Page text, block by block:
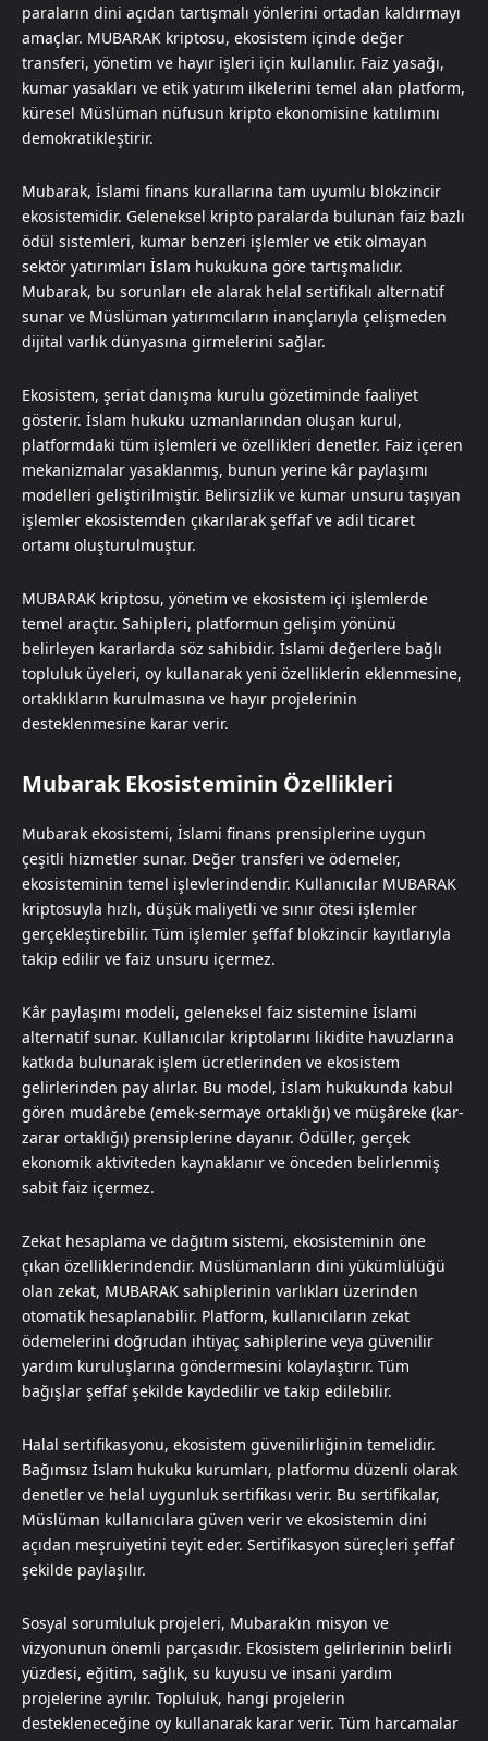
paraların dini açıdan tartışmalı yönlerini ortadan kaldırmayı
amaçlar. MUBARAK kriptosu, ekosistem içinde değer
transferi, yönetim ve hayır işleri için kullanılır. Faiz yasağı,
kumar yasakları ve etik yatırım ilkelerini temel alan platform,
küresel Müslüman nüfusun kripto ekonomisine katılımını
demokratikleştirir.
Mubarak, İslami finans kurallarına tam uyumlu blokzincir
ekosistemidir. Geleneksel kripto paralarda bulunan faiz bazlı
ödül sistemleri, kumar benzeri işlemler ve etik olmayan
sektör yatırımları İslam hukukuna göre tartışmalıdır.
Mubarak, bu sorunları ele alarak helal sertifikalı alternatif
sunar ve Müslüman yatırımcıların inançlarıyla çelişmeden
dijital varlık dünyasına girmelerini sağlar.
Ekosistem, şeriat danışma kurulu gözetiminde faaliyet
gösterir. İslam hukuku uzmanlarından oluşan kurul,
platformdaki tüm işlemleri ve özellikleri denetler. Faiz içeren
mekanizmalar yasaklanmış, bunun yerine kâr paylaşımı
modelleri geliştirilmiştir. Belirsizlik ve kumar unsuru taşıyan
işlemler ekosistemden çıkarılarak şeffaf ve adil ticaret
ortamı oluşturulmuştur.
MUBARAK kriptosu, yönetim ve ekosistem içi işlemlerde
temel araçtır. Sahipleri, platformun gelişim yönünü
belirleyen kararlarda söz sahibidir. İslami değerlere bağlı
topluluk üyeleri, oy kullanarak yeni özelliklerin eklenmesine,
ortaklıkların kurulmasına ve hayır projelerinin
desteklenmesine karar verir.
Mubarak Ekosisteminin Özellikleri
Mubarak ekosistemi, İslami finans prensiplerine uygun
çeşitli hizmetler sunar. Değer transferi ve ödemeler,
ekosisteminin temel işlevlerindendir. Kullanıcılar MUBARAK
kriptosuyla hızlı, düşük maliyetli ve sınır ötesi işlemler
gerçekleştirebilir. Tüm işlemler şeffaf blokzincir kayıtlarıyla
takip edilir ve faiz unsuru içermez.
Kâr paylaşımı modeli, geleneksel faiz sistemine İslami
alternatif sunar. Kullanıcılar kriptolarını likidite havuzlarına
katkıda bulunarak işlem ücretlerinden ve ekosistem
gelirlerinden pay alırlar. Bu model, İslam hukukunda kabul
gören mudârebe (emek-sermaye ortaklığı) ve müşâreke (kar-
zarar ortaklığı) prensiplerine dayanır. Ödüller, gerçek
ekonomik aktiviteden kaynaklanır ve önceden belirlenmiş
sabit faiz içermez.
Zekat hesaplama ve dağıtım sistemi, ekosisteminin öne
çıkan özelliklerindendir. Müslümanların dini yükümlülüğü
olan zekat, MUBARAK sahiplerinin varlıkları üzerinden
otomatik hesaplanabilir. Platform, kullanıcıların zekat
ödemelerini doğrudan ihtiyaç sahiplerine veya güvenilir
yardım kuruluşlarına göndermesini kolaylaştırır. Tüm
bağışlar şeffaf şekilde kaydedilir ve takip edilebilir.
Halal sertifikasyonu, ekosistem güvenilirliğinin temelidir.
Bağımsız İslam hukuku kurumları, platformu düzenli olarak
denetler ve helal uygunluk sertifikası verir. Bu sertifikalar,
Müslüman kullanıcılara güven verir ve ekosistemin dini
açıdan meşruiyetini teyit eder. Sertifikasyon süreçleri şeffaf
şekilde paylaşılır.
Sosyal sorumluluk projeleri, Mubarak’ın misyon ve
vizyonunun önemli parçasıdır. Ekosistem gelirlerinin belirli
yüzdesi, eğitim, sağlık, su kuyusu ve insani yardım
projelerine ayrılır. Topluluk, hangi projelerin
destekleneceğine oy kullanarak karar verir. Tüm harcamalar